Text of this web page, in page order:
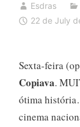
Esdras
22 de July
Sexta-feira
Copiava.
ótima
cinema